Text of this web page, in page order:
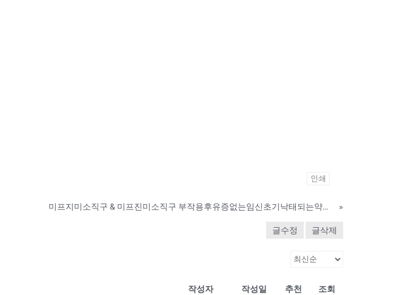
인쇄
미프지미소직구 & 미프진미소직구 부작용후유증없는임신초기낙태되는약구하기 »
글수정 글삭제
작성자 작성일 추천 조회